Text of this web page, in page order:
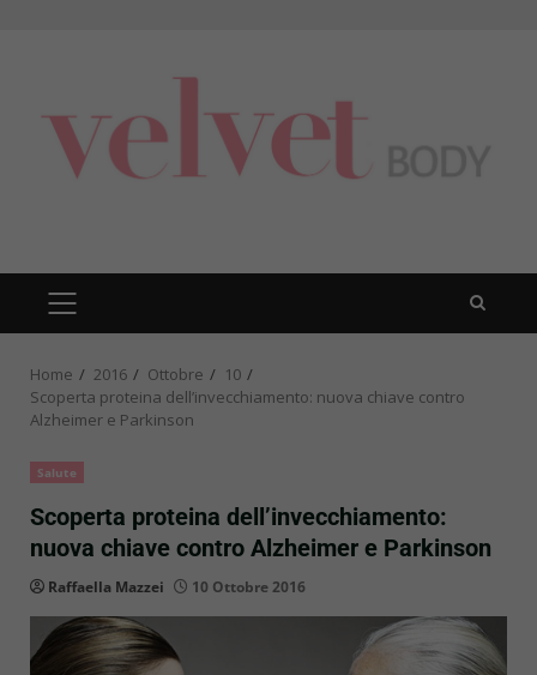
PRIMARY
MENU
Home 2016 Ottobre
10
Scoperta proteina dell’invecchiamento: nuova chiave contro
Alzheimer e Parkinson
Salute
Scoperta proteina dell’invecchiamento:
nuova chiave contro Alzheimer e Parkinson
Raffaella Mazzei 10 Ottobre 2016